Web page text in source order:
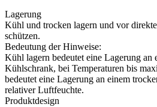
Lagerung
Kühl und trocken lagern und vor
schützen.
Bedeutung der Hinweise:
Kühl lagern bedeutet eine Lagerung
Kühlschrank, bei Temperaturen bis
bedeutet eine Lagerung an einem
relativer Luftfeuchte.
Produktdesign